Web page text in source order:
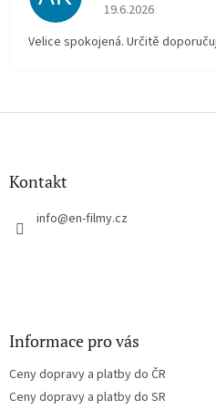
Hodnocení obchodu
19.6.2026
Velice spokojená. Určitě
Z
Kontakt
info@en-filmy.cz
Informace pro vás
Ceny dopravy a platby do ČR
Ceny dopravy a platby do SR